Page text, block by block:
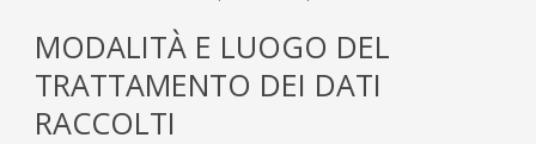
MODALITÀ E LUOGO DEL
TRATTAMENTO DEI DATI
RACCOLTI